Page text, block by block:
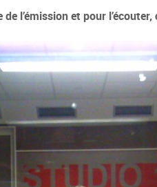
l’émission et pour l’écouter,